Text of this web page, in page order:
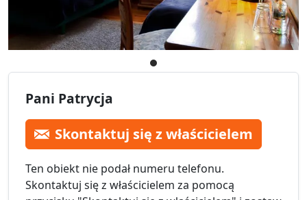
Pani Patrycja
Skontaktuj się z właścicielem
Ten obiekt nie podał numeru telefonu.
Skontaktuj się z właścicielem za pomocą